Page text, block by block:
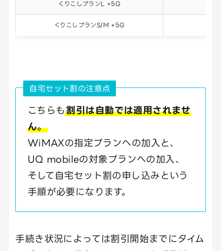
くりこしプランL +5G
くりこしプランS/M +5G
自宅セット割の注意点
こちらも割引は自動では適用されませ
ん。
WiMAXの指定プランへの加入と、
UQ mobileの対象プランへの加入、
そして自宅セット割の申し込みという
手順が必要になります。
手続き状況によっては割引開始までにタイム